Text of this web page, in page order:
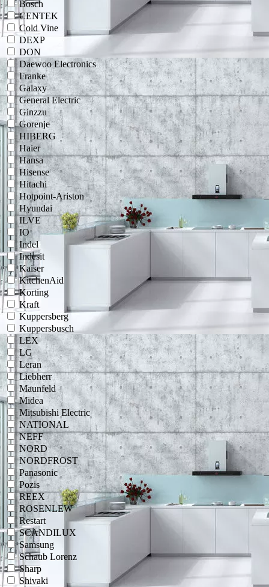
Bosch
CENTEK
Cold Vine
DEXP
DON
Daewoo Electronics
Franke
Galaxy
General Electric
Ginzzu
Gorenje
HIBERG
Haier
Hansa
Hisense
Hitachi
Hotpoint-Ariston
Hyundai
ILVE
IO
Indel
Indesit
Kaiser
KitchenAid
Korting
Kraft
Kuppersberg
Kuppersbusch
LEX
LG
Leran
Liebherr
Maunfeld
Midea
Mitsubishi Electric
NATIONAL
NEFF
NORD
NORDFROST
Panasonic
Pozis
REEX
ROSENLEW
Restart
SCANDILUX
Samsung
Schaub Lorenz
Sharp
Shivaki